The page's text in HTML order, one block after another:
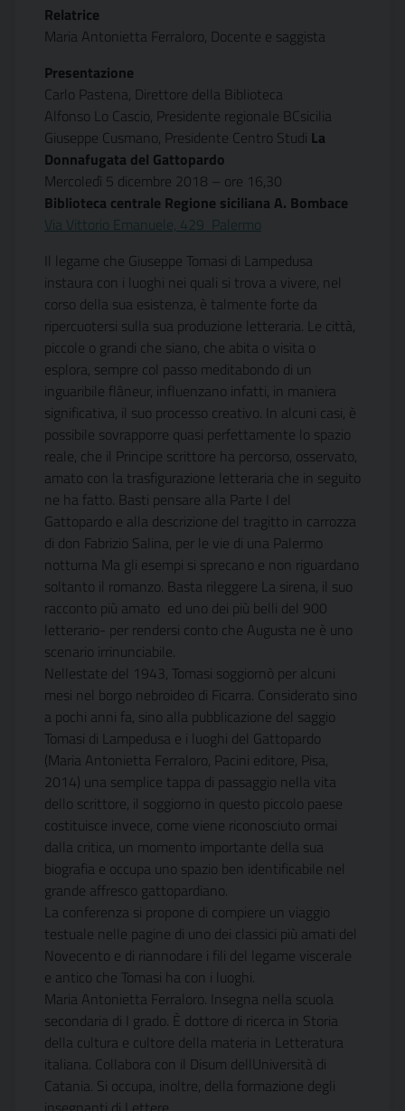
Relatrice
Maria Antonietta Ferraloro, Docente e saggista
Presentazione
Carlo Pastena, Direttore della Biblioteca
Alfonso Lo Cascio, Presidente regionale BCsicilia
Giuseppe Cusmano, Presidente Centro Studi  La
Donnafugata del Gattopardo
Mercoledì 5 dicembre 2018 – ore 16,30
Biblioteca centrale Regione siciliana A. Bombace
Via Vittorio Emanuele, 429  Palermo
Il legame che Giuseppe Tomasi di Lampedusa
instaura con i luoghi nei quali si trova a vivere, nel
corso della sua esistenza, è talmente forte da
ripercuotersi sulla sua produzione letteraria. Le città,
piccole o grandi che siano, che abita o visita o
esplora, sempre col passo meditabondo di un
inguaribile flâneur, influenzano infatti, in maniera
significativa, il suo processo creativo. In alcuni casi, è
possibile sovrapporre quasi perfettamente lo spazio
reale, che il Principe scrittore ha percorso, osservato,
amato con la trasfigurazione letteraria che in seguito
ne ha fatto. Basti pensare alla Parte I del
Gattopardo e alla descrizione del tragitto in carrozza
di don Fabrizio Salina, per le vie di una Palermo
notturna Ma gli esempi si sprecano e non riguardano
soltanto il romanzo. Basta rileggere La sirena, il suo
racconto più amato  ed uno dei più belli del 900
letterario- per rendersi conto che Augusta ne è uno
scenario irrinunciabile.
Nellestate del 1943, Tomasi soggiornò per alcuni
mesi nel borgo nebroideo di Ficarra. Considerato sino
a pochi anni fa, sino alla pubblicazione del saggio
Tomasi di Lampedusa e i luoghi del Gattopardo
(Maria Antonietta Ferraloro, Pacini editore, Pisa,
2014) una semplice tappa di passaggio nella vita
dello scrittore, il soggiorno in questo piccolo paese
costituisce invece, come viene riconosciuto ormai
dalla critica, un momento importante della sua
biografia e occupa uno spazio ben identificabile nel
grande affresco gattopardiano.
La conferenza si propone di compiere un viaggio
testuale nelle pagine di uno dei classici più amati del
Novecento e di riannodare i fili del legame viscerale
e antico che Tomasi ha con i luoghi.
Maria Antonietta Ferraloro. Insegna nella scuola
secondaria di I grado. È dottore di ricerca in Storia
della cultura e cultore della materia in Letteratura
italiana. Collabora con il Disum dellUniversità di
Catania. Si occupa, inoltre, della formazione degli